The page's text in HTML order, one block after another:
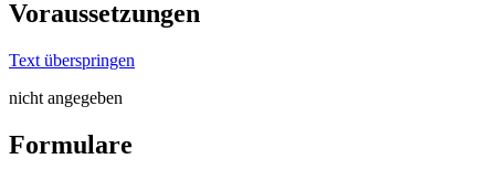
Voraussetzungen
Text überspringen
nicht angegeben
Formulare